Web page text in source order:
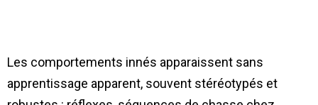
Les comportements innés apparaissent sans
apprentissage apparent, souvent stéréotypés et